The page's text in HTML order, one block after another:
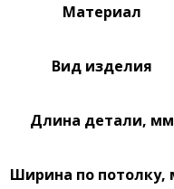
Материал
Вид изделия
Длина детали, мм
Ширина по потолку,